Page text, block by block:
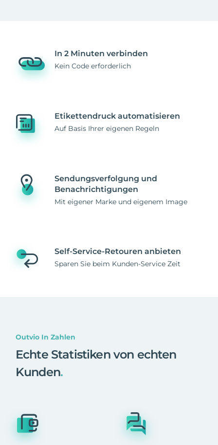
In 2 Minuten verbinden
Kein Code erforderlich
Etikettendruck automatisieren
Auf Basis Ihrer eigenen Regeln
Sendungsverfolgung und
Benachrichtigungen
Mit eigener Marke und eigenem Image
Self-Service-Retouren anbieten
Sparen Sie beim Kunden-Service Zeit
Outvio In Zahlen
Echte Statistiken von echten
Kunden.